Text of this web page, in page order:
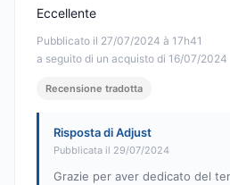
Pubblicato il 27/07/2024 à 17h41
a seguito di un acquisto di 16/07/2024
Eccellente
Recensione tradotta
Risposta di Adjust
Pubblicata il 29/07/2024
Grazie per aver dedicato del